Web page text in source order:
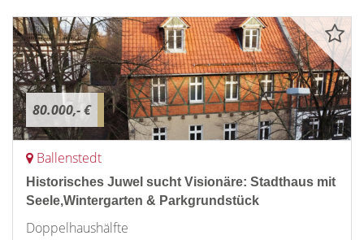
80.000,- €
Ballenstedt
Historisches Juwel sucht Visionäre: Stadthaus mit
Seele,Wintergarten & Parkgrundstück
Doppelhaushälfte